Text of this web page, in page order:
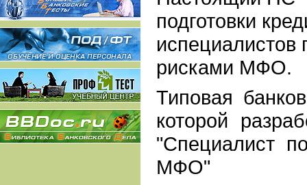
подготовки
испециалистов
рисками МФО.
Типовая
которой
"Специалист
МФО"